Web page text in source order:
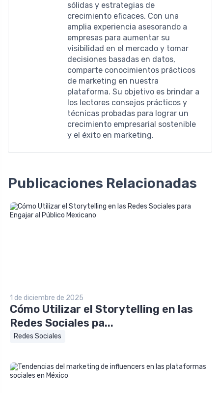
sólidas y estrategias de
crecimiento eficaces. Con una
amplia experiencia asesorando a
empresas para aumentar su
visibilidad en el mercado y tomar
decisiones basadas en datos,
comparte conocimientos prácticos
de marketing en nuestra
plataforma. Su objetivo es brindar a
los lectores consejos prácticos y
técnicas probadas para lograr un
crecimiento empresarial sostenible
y el éxito en marketing.
Publicaciones Relacionadas
1 de diciembre de 2025
Cómo Utilizar el Storytelling en las
Redes Sociales pa...
Redes Sociales